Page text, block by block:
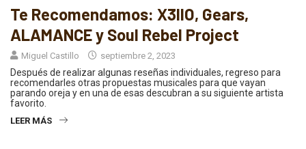
Te Recomendamos: X3llO, Gears,
ALAMANCE y Soul Rebel Project
Miguel Castillo septiembre 2, 2023
Después de realizar algunas reseñas individuales, regreso para
recomendarles otras propuestas musicales para que vayan
parando oreja y en una de esas descubran a su siguiente artista
favorito.
LEER MÁS